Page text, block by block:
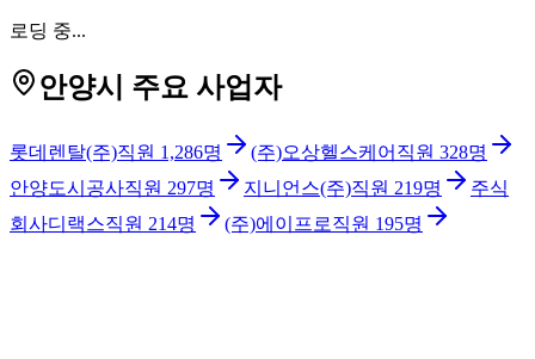
로딩 중...
안양시 주요 사업자
롯데렌탈(주)직원 1,286명 (주)오상헬스케어 직원 328명
안양도시공사직원 297명 지니언스(주)직원 219명
주식
회사디랙스직원 214명 (주)에이프로직원 195명